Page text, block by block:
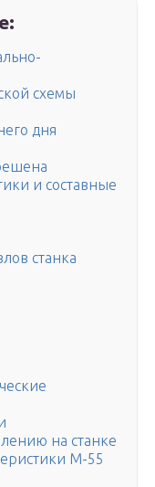
схемы
дня
и составные
станка
на станке
М-55